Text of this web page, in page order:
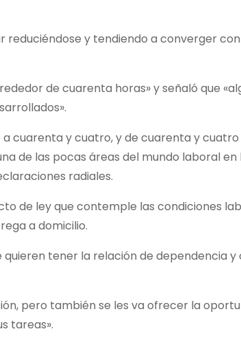
reduciéndose y tendiendo a converger
de cuarenta horas» y señaló que
cuarenta y cuatro, y de cuarenta y cuatro
de las pocas áreas del mundo laboral en
radiales.
de ley que contemple las condiciones
a domicilio.
tener la relación de dependencia y
pero también se les va ofrecer la
tareas».